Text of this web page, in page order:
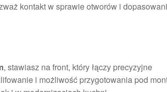
kontakt w sprawie otworów i
, stawiasz na front, który łączy precyzyjne
i możliwość przygotowania pod